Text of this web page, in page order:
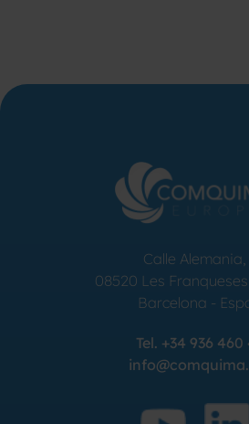
Calle Alemania,
08520 Les
Barcelona -
Tel. +34 936 460